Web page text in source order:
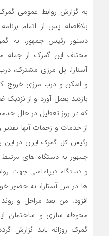
به گزارش روابط عمومی
بلافاصله پس از اتمام‌
دستور رئیس جمهور، به
مختلف این‌ گمرک از
آستارا، پل مرزی مشترک،
و اسکن و درب مرزی خروج
بازدید بعمل آورد و از نزدیک
که در روز تعطیل در حال
از خدمات و زحمات آنها
رئیس کل گمرک ایران در این
جمهور به دستگاه های
و دستگاه دیپلماسی جهت
ها در مرز آستارا، به حضور
افزود: من بعد مراحل و
محوطه سازی و ساختمان
گمرک روزانه باید گزارش